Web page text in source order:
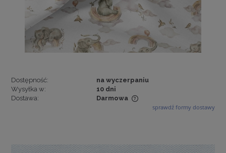
Dostępność:
na wyczerpaniu
Wysyłka w:
10 dni
Dostawa:
Darmowa
Cena nie zawiera ewentualnych kosztów płatności
sprawdź formy dostawy